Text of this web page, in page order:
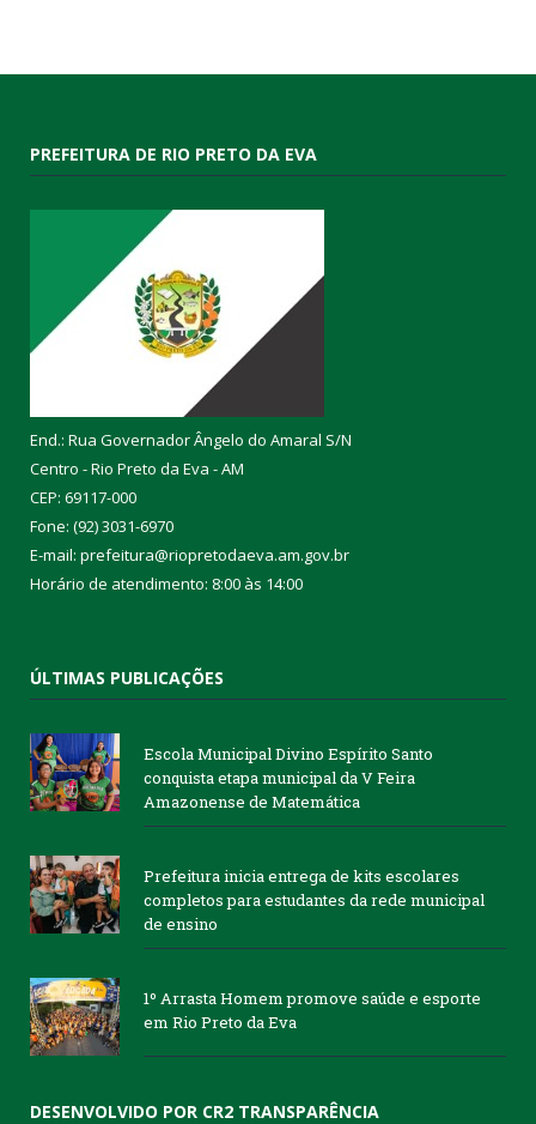
PREFEITURA DE RIO PRETO DA EVA
End.: Rua Governador Ângelo do Amaral S/N
Centro - Rio Preto da Eva - AM
CEP: 69117-000
Fone: (92) 3031-6970
E-mail: prefeitura@riopretodaeva.am.gov.br
Horário de atendimento: 8:00 às 14:00
ÚLTIMAS PUBLICAÇÕES
Escola Municipal Divino Espírito Santo
conquista etapa municipal da V Feira
Amazonense de Matemática
Prefeitura inicia entrega de kits escolares
completos para estudantes da rede municipal
de ensino
1º Arrasta Homem promove saúde e esporte
em Rio Preto da Eva
DESENVOLVIDO POR CR2 TRANSPARÊNCIA